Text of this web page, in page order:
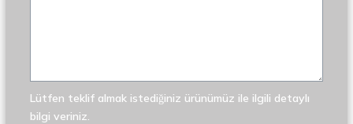
Lütfen teklif almak istediğiniz ürünümüz ile ilgili detaylı
bilgi veriniz.